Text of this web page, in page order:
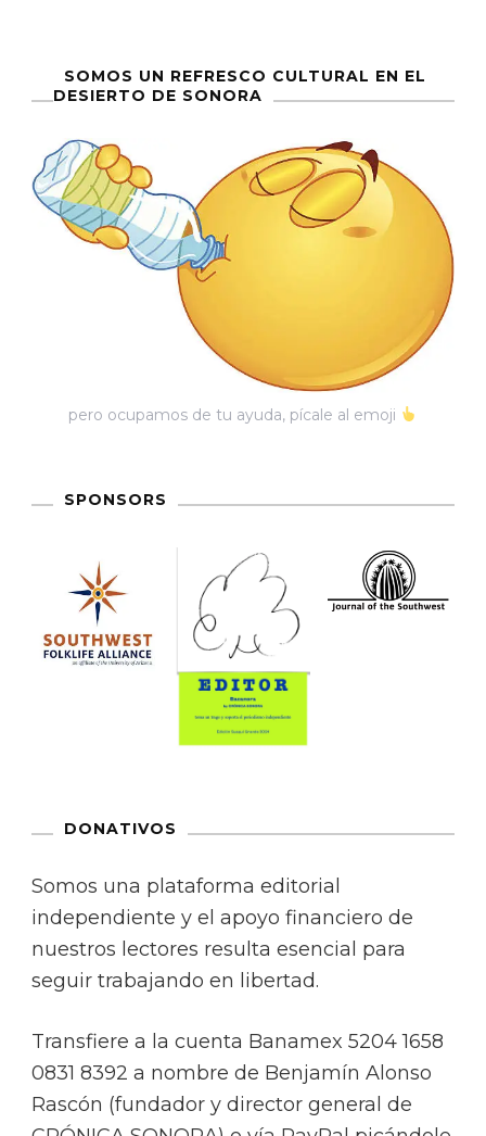
Cuaresma
entradas
SOMOS UN REFRESCO CULTURAL EN EL
DESIERTO DE SONORA
pero ocupamos de tu ayuda, pícale al emoji
SPONSORS
DONATIVOS
Somos una plataforma editorial
independiente y el apoyo financiero de
nuestros lectores resulta esencial para
seguir trabajando en libertad.
Transfiere a la cuenta Banamex 5204 1658
0831 8392 a nombre de Benjamín Alonso
Rascón (fundador y director general de